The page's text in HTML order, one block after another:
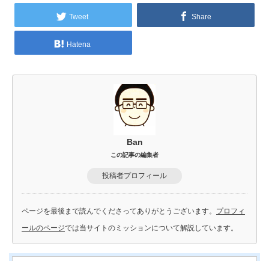
Tweet Share
Hatena
Ban
この記事の編集者
投稿者プロフィール
ページを最後まで読んでくださってありがとうございます。 プロフィ
ールのページでは当サイトのミッションについて解説しています。